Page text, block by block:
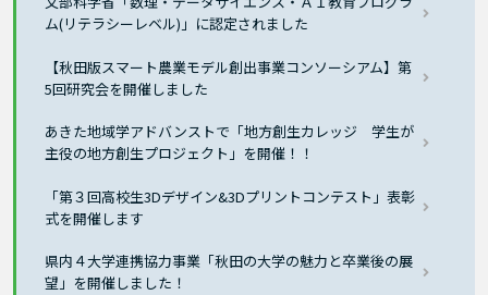
ム(リテラシーレベル)」に認定されました
【秋田版スマート農業モデル創出事業コンソーシアム】第
5回研究会を開催しました
あきた地域学アドバンストで「地方創生カレッジ 学生が
主役の地方創生プロジェクト」を開催！！
「第３回高校生3Dデザイン&3Dプリントコンテスト」表彰
式を開催します
県内４大学連携協力事業「秋田の大学の魅力と卒業後の展
望」を開催しました！